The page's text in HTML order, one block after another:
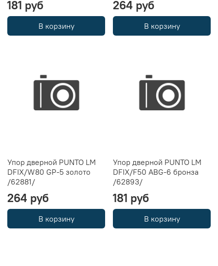
181 руб
В корзину
264 руб
В корзину
Упор дверной PUNTO LM
DFIX/W80 GP-5 золото
/62881/
264 руб
В корзину
Упор дверной PUNTO LM
DFIX/F50 ABG-6 бронза
/62893/
181 руб
В корзину